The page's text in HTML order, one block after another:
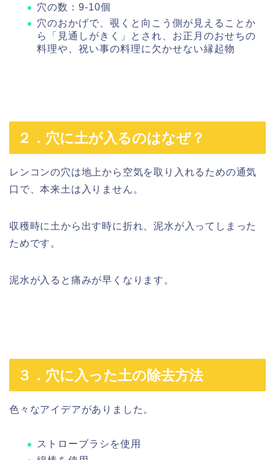
穴の数：9-10個
穴のおかげで、覗くと向こう側が見えることか
ら「見通しがきく」とされ、お正月のおせちの
料理や、祝い事の料理に欠かせない縁起物
２．穴に土が入るのはなぜ？
レンコンの穴は地上から空気を取り入れるための通気
口で、本来土は入りません。
収穫時に土から出す時に折れ、泥水が入ってしまった
ためです。
泥水が入ると痛みが早くなります。
３．穴に入った土の除去方法
色々なアイデアがありました。
ストローブラシを使用